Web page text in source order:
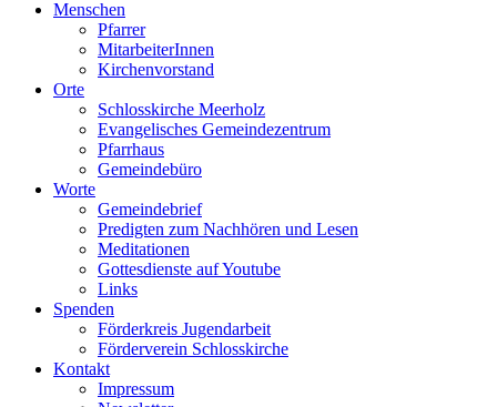
Menschen
Pfarrer
MitarbeiterInnen
Kirchenvorstand
Orte
Schlosskirche Meerholz
Evangelisches Gemeindezentrum
Pfarrhaus
Gemeindebüro
Worte
Gemeindebrief
Predigten zum Nachhören und Lesen
Meditationen
Gottesdienste auf Youtube
Links
Spenden
Förderkreis Jugendarbeit
Förderverein Schlosskirche
Kontakt
Impressum